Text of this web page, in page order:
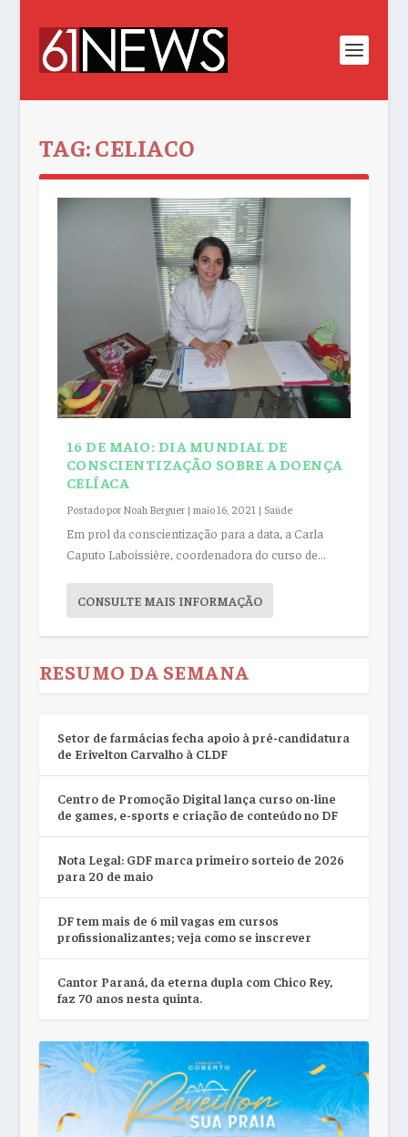
TAG:CELIACO
16 DE MAIO: DIA MUNDIAL DE
CONSCIENTIZAÇÃO SOBRE A DOENÇA
CELÍACA
Postado porNoah Berguer| maio 16, 2021 | Saúde
Em prol da conscientização para a data, a Carla
Caputo Laboissière, coordenadora do curso de...
CONSULTE MAIS INFORMAÇÃO
RESUMO DA SEMANA
Setor de farmácias fecha apoio à pré-candidatura
de Erivelton Carvalho à CLDF
Centro de Promoção Digital lança curso on-line
de games, e-sports e criação de conteúdo no DF
Nota Legal: GDF marca primeiro sorteio de 2026
para 20 de maio
DF tem mais de 6 mil vagas em cursos
profissionalizantes; veja como se inscrever
Cantor Paraná, da eterna dupla com Chico Rey,
faz 70 anos nesta quinta.